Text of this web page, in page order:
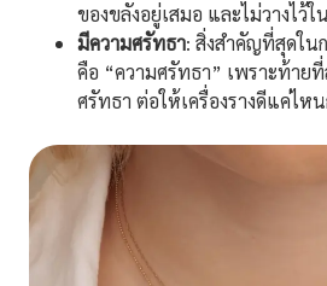
ของขลังอยู่เสมอ และไม่วางไว้
มีความศรัทธา: สิ่งสำคัญที่สุดใน
คือ “ความศรัทธา” เพราะท้าย
ศรัทธา ต่อให้เครื่องรางดีแค่ไห